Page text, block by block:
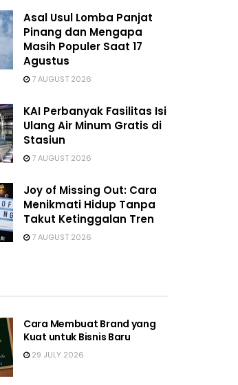
Asal Usul Lomba Panjat
Pinang dan Mengapa
Masih Populer Saat 17
Agustus
7 AUGUST 2026
KAI Perbanyak Fasilitas Isi
Ulang Air Minum Gratis di
Stasiun
7 AUGUST 2026
Joy of Missing Out: Cara
Menikmati Hidup Tanpa
Takut Ketinggalan Tren
7 AUGUST 2026
Cara Membuat Brand yang
Kuat untuk Bisnis Baru
29 JULY 2026